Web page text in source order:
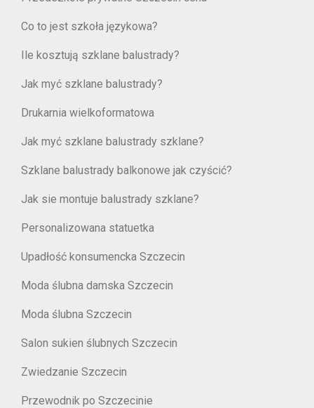
Co to jest szkoła językowa?
Ile kosztują szklane balustrady?
Jak myć szklane balustrady?
Drukarnia wielkoformatowa
Jak myć szklane balustrady szklane?
Szklane balustrady balkonowe jak czyścić?
Jak sie montuje balustrady szklane?
Personalizowana statuetka
Upadłość konsumencka Szczecin
Moda ślubna damska Szczecin
Moda ślubna Szczecin
Salon sukien ślubnych Szczecin
Zwiedzanie Szczecin
Przewodnik po Szczecinie